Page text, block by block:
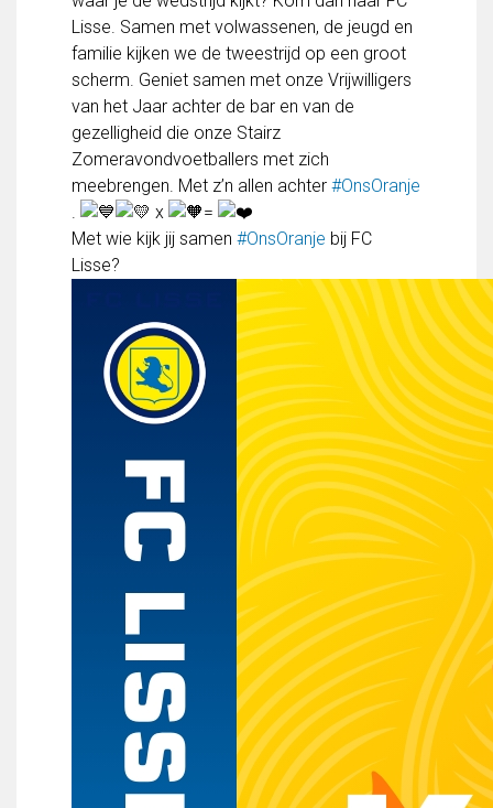
FC Lisse 1
FC Lisse 2
Toegangs- en seizoenskaarten
Heren- en jongensvoetbal
Vrouwen- en meidenvoetbal
7 tegen 7 Voetbal (35+)
Zaalvoetbal
Walking Football
Uitslagen
Programma
Onze opleiding
Jeugdopleiding FC Lisse
Profiel Jeugdtrainers
Opleidingsteams
Keepersopleiding
Partnerclub van Ajax
Business Club 2.0
Heeren van Ter Specke
Maatschappelijke bijdrage
Steun bij contributie
Support Casper
Lisse. Samen met volwassenen, de jeugd en
familie kijken we de tweestrijd op een groot
scherm. Geniet samen met onze Vrijwilligers
van het Jaar achter de bar en van de
gezelligheid die onze Stairz
Zomeravondvoetballers met zich
meebrengen. Met z’n allen achter #OnsOranje
.
x
=
Met wie kijk jij samen #OnsOranje bij FC
Lisse?